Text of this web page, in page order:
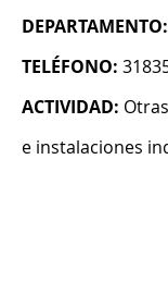
DEPARTAMENTO:
TELÉFONO:
ACTIVIDAD:
e instalaciones